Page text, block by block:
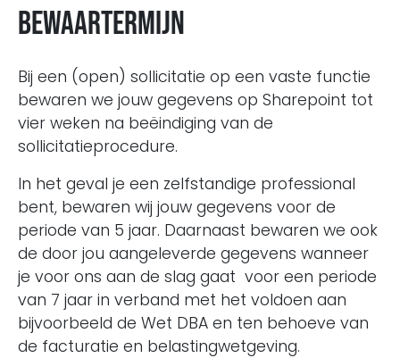
Bewaartermijn
Bij een (open) sollicitatie op een vaste functie
bewaren we jouw gegevens op Sharepoint tot
vier weken na beëindiging van de
sollicitatieprocedure.
In het geval je een zelfstandige professional
bent, bewaren wij jouw gegevens voor de
periode van 5 jaar. Daarnaast bewaren we ook
de door jou aangeleverde gegevens wanneer
je voor ons aan de slag gaat voor een periode
van 7 jaar in verband met het voldoen aan
bijvoorbeeld de Wet DBA en ten behoeve van
de facturatie en belastingwetgeving.